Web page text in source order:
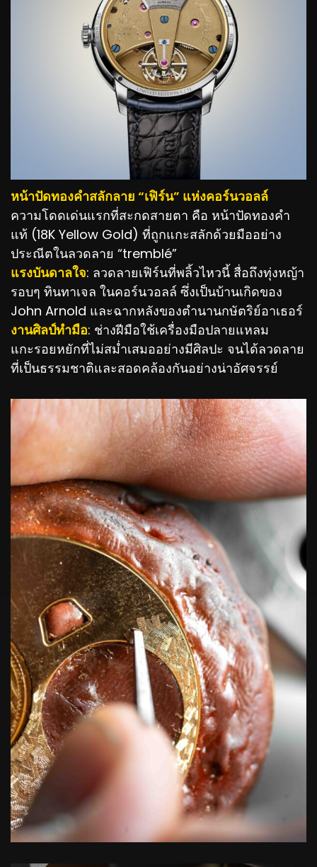
หน้าปัดทองคำสลักลาย “เฟิร์น” แห่งคอร์นวอลล์
ความโดดเด่นแรกที่สะกดสายตา คือ หน้าปัดทองคำ
แท้ (18K Yellow Gold) ที่ถูกแกะสลักด้วยมืออย่าง
ประณีตในลวดลาย “tremblé”
แรงบันดาลใจ: ลวดลายเฟิร์นที่พลิ้วไหวนี้ สื่อถึงทุ่งหญ้า
รอบๆ ทินทาเจล ในคอร์นวอลล์ ซึ่งเป็นบ้านเกิดของ
John Arnold และฉากหลังของตำนานกษัตริย์อาเธอร์
งานศิลป์ทำมือ: ช่างฝีมือใช้เครื่องมือปลายแหลม
แกะรอยหยักที่ไม่สม่ำเสมออย่างมีศิลปะ จนได้ลวดลาย
ที่เป็นธรรมชาติและสอดคล้องกันอย่างน่าอัศจรรย์